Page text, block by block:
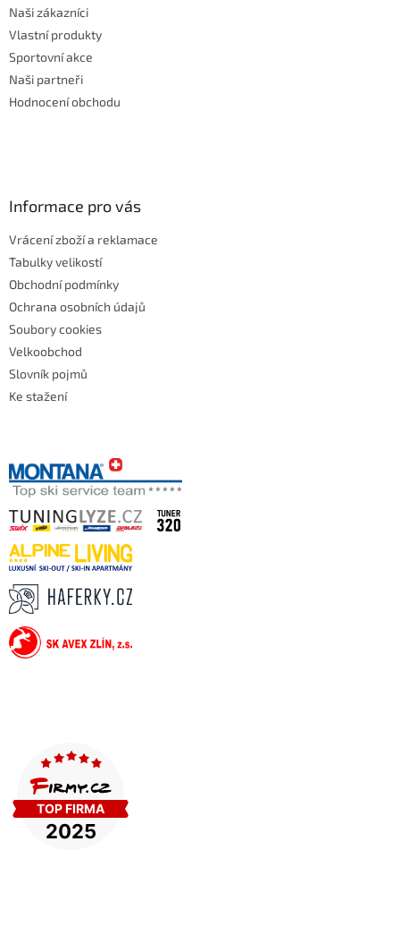
Naši zákazníci
Vlastní produkty
Sportovní akce
Naši partneři
Hodnocení obchodu
Informace pro vás
Vrácení zboží a reklamace
Tabulky velikostí
Obchodní podmínky
Ochrana osobních údajů
Soubory cookies
Velkoobchod
Slovník pojmů
Ke stažení